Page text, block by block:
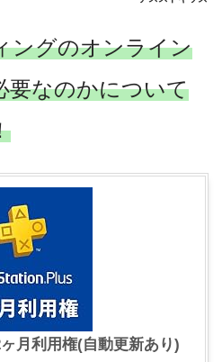
ングのオンライン
要なのかについて
月利用権(自動更新あり)